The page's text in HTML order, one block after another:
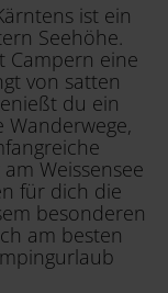
ist ein
Seehöhe.
Campern eine
von satten
du ein
Wanderwege,
Weissensee
für dich die
besonderen
am besten